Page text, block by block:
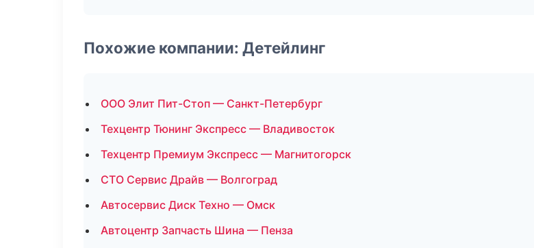
Похожие компании: Детейлинг
ООО Элит Пит-Стоп — Санкт-Петербург
Техцентр Тюнинг Экспресс — Владивосток
Техцентр Премиум Экспресс — Магнитогорск
СТО Сервис Драйв — Волгоград
Автосервис Диск Техно — Омск
Автоцентр Запчасть Шина — Пенза